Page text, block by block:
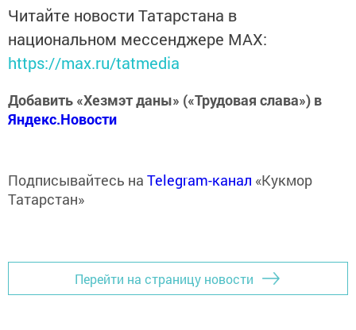
Читайте новости Татарстана в
национальном мессенджере MАХ:
https://max.ru/tatmedia
Добавить «Хезмэт даны» («Трудовая слава») в
Яндекс.Новости
Подписывайтесь на Telegram-канал «Кукмор
Татарстан»
Перейти на страницу новости